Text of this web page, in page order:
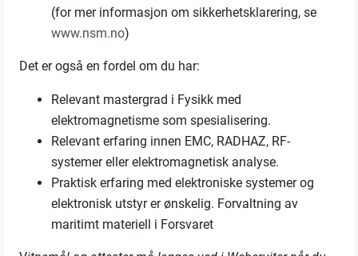
(for mer informasjon om sikkerhetsklarering, se
www.nsm.no)
Det er også en fordel om du har:
Relevant mastergrad i Fysikk med
elektromagnetisme som spesialisering.
Relevant erfaring innen EMC, RADHAZ, RF-
systemer eller elektromagnetisk analyse.
Praktisk erfaring med elektroniske systemer og
elektronisk utstyr er ønskelig. Forvaltning av
maritimt materiell i Forsvaret